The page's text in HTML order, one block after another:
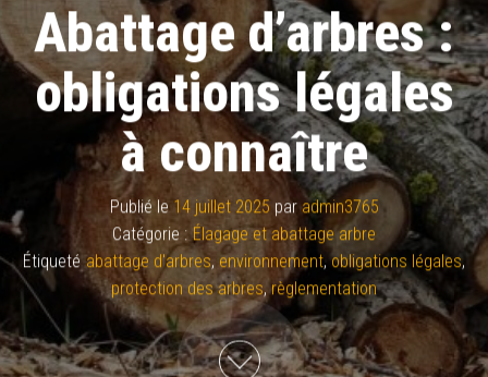
Abattage d’arbres :
obligations légales
à connaître
Publié le14 juillet 2025 par admin3765
Catégorie : Élagage et abattage arbre
Étiqueté abattage d'arbres, environnement,obligations légales,
protection des arbres, règlementation